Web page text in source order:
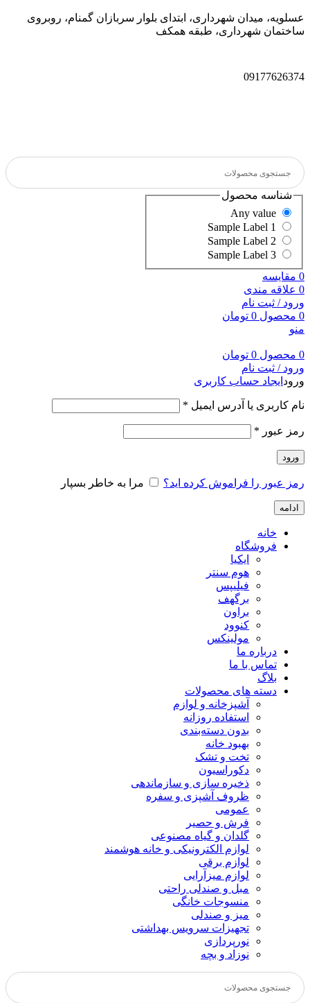
عسلویه، میدان شهرداری، ابتدای بلوار سربازان گمنام، روبروی
ساختمان شهرداری، طبقه همکف
09177626374
شناسه محصول
0 مقایسه
0 علاقه مندی
ورود / ثبت نام
0 محصول 0 تومان
منو
0 محصول 0 تومان
ورود / ثبت نام
ورود ایجاد حساب کاربری
نام کاربری یا آدرس ایمیل *
رمز عبور *
ورود
رمز عبور را فراموش کرده اید؟ مرا به خاطر بسپار
ادامه
خانه
فروشگاه
ایکیا
هوم سنتر
فیلیپس
برگهف
براون
کنوود
مولینکس
درباره ما
تماس با ما
بلاگ
دسته های محصولات
آشپزخانه و لوازم
استفاده روزانه
بدون دسته‌بندی
بهبود خانه
تخت و تشک
دکوراسیون
ذخیره سازی و سازماندهی
ظروف آشپزی و سفره
عمومی
فرش و حصیر
گلدان و گیاه مصنوعی
لوازم الکترونیکی و خانه هوشمند
لوازم برقی
لوازم میزآرایی
مبل و صندلی راحتی
منسوجات خانگی
میز و صندلی
تجهیزات سرویس بهداشتی
نورپردازی
نوزاد و بچه